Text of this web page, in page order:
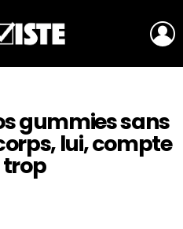
gummies sans
lui, compte
trop